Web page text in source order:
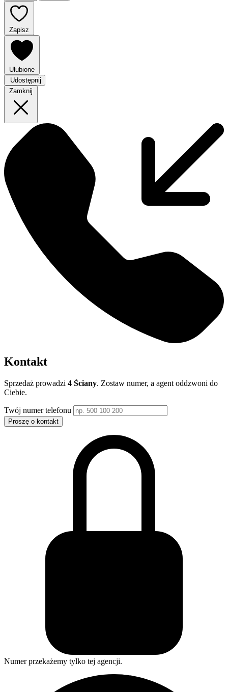
Zapisz
Ulubione
Udostępnij
Zamknij
Kontakt
Sprzedaż prowadzi 4 Ściany. Zostaw numer, a agent oddzwoni do
Ciebie.
Twój numer telefonu
Proszę o kontakt
Numer przekażemy tylko tej agencji.